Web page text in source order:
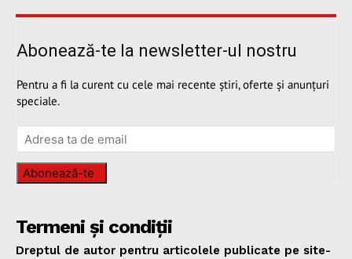
Abonează-te la newsletter-ul nostru
Pentru a fi la curent cu cele mai recente știri, oferte și anunțuri
speciale.
Abonează-te
Termeni și condiții
Dreptul de autor pentru articolele publicate pe site-